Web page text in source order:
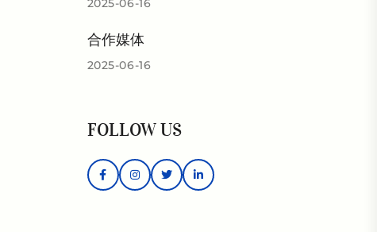
2025-06-16
合作媒体
2025-06-16
FOLLOW US